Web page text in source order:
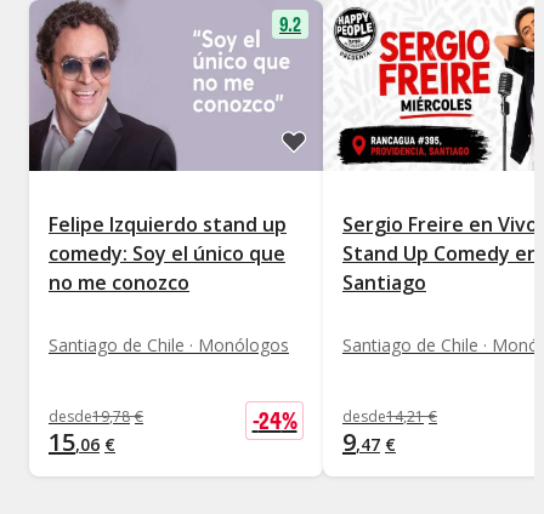
9.2
Felipe Izquierdo stand up
comedy: Soy el único que
no me conozco
Santiago de Chile · Monólogos
desde19,78 €
15,06 €
-24%
Sergio Freire en Vivo
Stand Up Comedy en
Santiago
Santiago de Chile ·
desde14,21 €
9,47 €